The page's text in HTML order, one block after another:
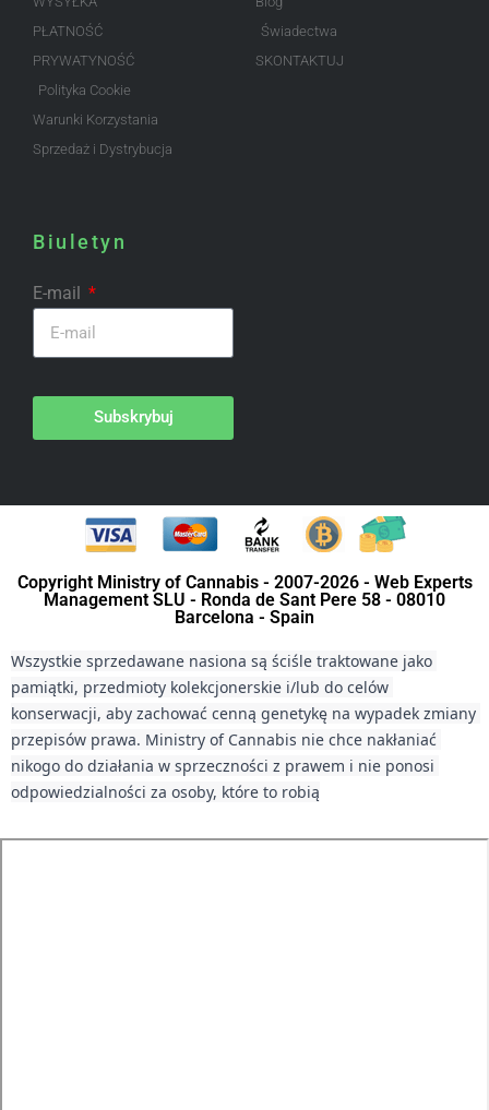
PŁATNOŚĆ
PRYWATYNOŚĆ
Polityka Cookie
Warunki Korzystania
Sprzedaż i Dystrybucja
Świadectwa
SKONTAKTUJ
Biuletyn
E-mail
Subskrybuj
Copyright Ministry of Cannabis - 2007-2026 - Web Experts
Management SLU - Ronda de Sant Pere 58 - 08010
Barcelona - Spain
Wszystkie sprzedawane nasiona są ściśle traktowane jako
pamiątki, przedmioty kolekcjonerskie i/lub do celów
konserwacji, aby zachować cenną genetykę na wypadek zmiany
przepisów prawa. Ministry of Cannabis nie chce nakłaniać
nikogo do działania w sprzeczności z prawem i nie ponosi
odpowiedzialności za osoby, które to robią